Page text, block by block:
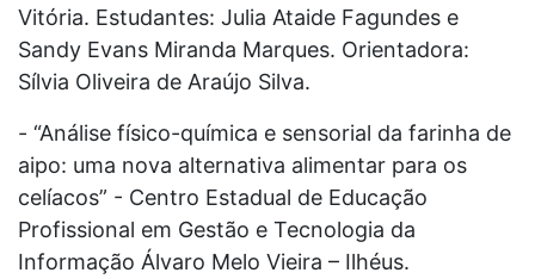
Vitória. Estudantes: Julia Ataide Fagundes e
Sandy Evans Miranda Marques. Orientadora:
Sílvia Oliveira de Araújo Silva.
- “Análise físico-química e sensorial da farinha de
aipo: uma nova alternativa alimentar para os
celíacos” - Centro Estadual de Educação
Profissional em Gestão e Tecnologia da
Informação Álvaro Melo Vieira – Ilhéus.